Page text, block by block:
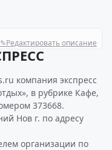
✎Редактировать описание
компания экспресс
в рубрике Кафе,
373668.
Нов г. по адресу
организации по